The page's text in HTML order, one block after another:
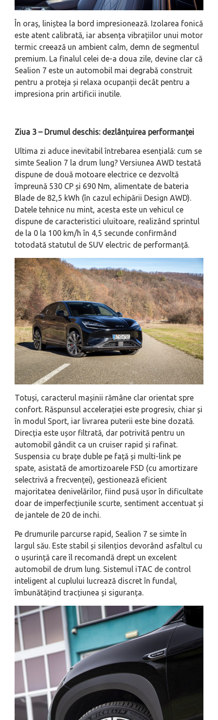
În oraș, liniștea la bord impresionează. Izolarea fonică
este atent calibrată, iar absența vibrațiilor unui motor
termic creează un ambient calm, demn de segmentul
premium. La finalul celei de-a doua zile, devine clar că
Sealion 7 este un automobil mai degrabă construit
pentru a proteja și relaxa ocupanții decât pentru a
impresiona prin artificii inutile.
Ziua 3 – Drumul deschis: dezlânțuirea performanței
Ultima zi aduce inevitabil întrebarea esențială: cum se
simte Sealion 7 la drum lung? Versiunea AWD testată
dispune de două motoare electrice ce dezvoltă
împreună 530 CP și 690 Nm, alimentate de bateria
Blade de 82,5 kWh (în cazul echipării Design AWD).
Datele tehnice nu mint, acesta este un vehicul ce
dispune de caracteristici uluitoare, realizând sprintul
de la 0 la 100 km/h în 4,5 secunde confirmând
totodată statutul de SUV electric de performanță.
Totuși, caracterul mașinii rămâne clar orientat spre
confort. Răspunsul accelerației este progresiv, chiar și
în modul Sport, iar livrarea puterii este bine dozată.
Direcția este ușor filtrată, dar potrivită pentru un
automobil gândit ca un cruiser rapid și rafinat.
Suspensia cu brațe duble pe față și multi-link pe
spate, asistată de amortizoarele FSD (cu amortizare
selectrivă a frecvenței), gestionează eficient
majoritatea denivelărilor, fiind pusă ușor în dificultate
doar de imperfecțiunile scurte, sentiment accentuat și
de jantele de 20 de inchi.
Pe drumurile parcurse rapid, Sealion 7 se simte în
largul său. Este stabil și silențios devorând asfaltul cu
o ușurință care îl recomandă drept un excelent
automobil de drum lung. Sistemul iTAC de control
inteligent al cuplului lucrează discret în fundal,
îmbunătățind tracțiunea și siguranța.